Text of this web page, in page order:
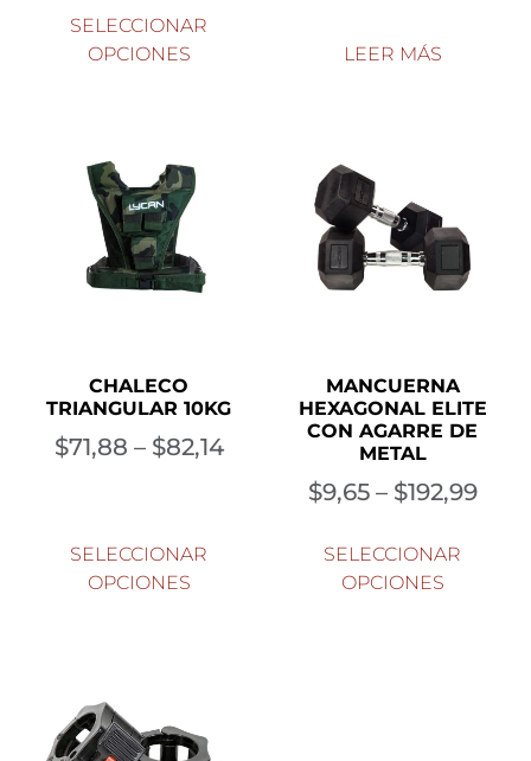
SELECCIONAR
OPCIONES
LEER MÁS
CHALECO
TRIANGULAR 10KG
$71,88 – $82,14
SELECCIONAR
OPCIONES
MANCUERNA
HEXAGONAL ELITE
CON AGARRE DE
METAL
$9,65 – $192,99
SELECCIONAR
OPCIONES